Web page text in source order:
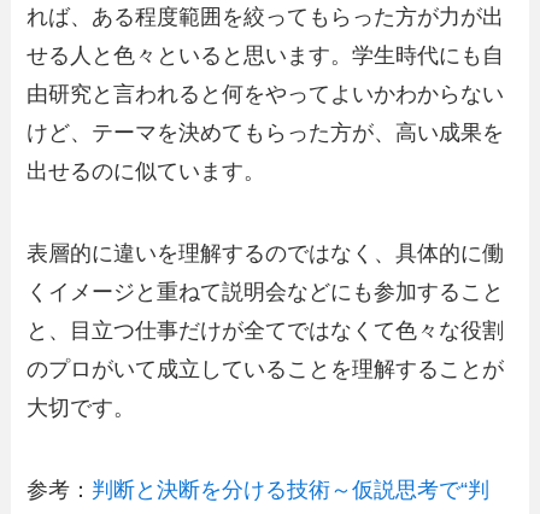
れば、ある程度範囲を絞ってもらった方が力が出
せる人と色々といると思います。学生時代にも自
由研究と言われると何をやってよいかわからない
けど、テーマを決めてもらった方が、高い成果を
出せるのに似ています。
表層的に違いを理解するのではなく、具体的に働
くイメージと重ねて説明会などにも参加すること
と、目立つ仕事だけが全てではなくて色々な役割
のプロがいて成立していることを理解することが
大切です。
参考： 判断と決断を分ける技術～仮説思考で“判